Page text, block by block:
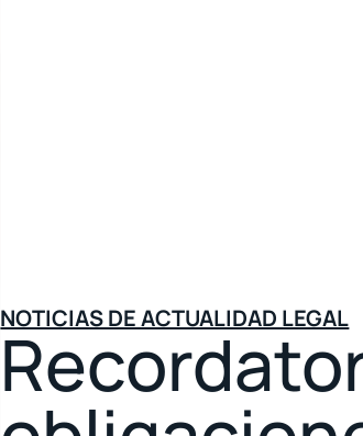
NOTICIAS DE ACTUALIDAD LEGAL